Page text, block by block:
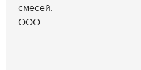
смесей.
ООО...